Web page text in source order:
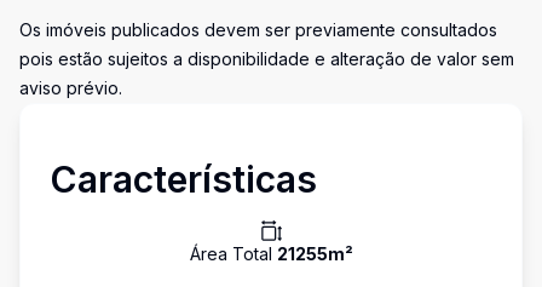
Os imóveis publicados devem ser previamente consultados
pois estão sujeitos a disponibilidade e alteração de valor sem
aviso prévio.
Características
Área Total 21255m²